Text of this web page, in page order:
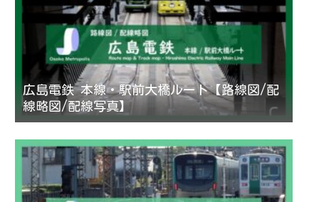
広島電鉄 本線・駅前大橋ルート【路線図/配
線略図/配線写真】